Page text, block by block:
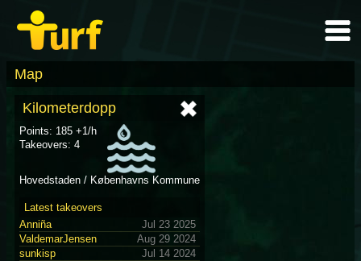
Map
Kilometerdopp
Points: 185 +1/h
Takeovers: 4
Hovedstaden / Københavns Kommune
Latest takeovers
Anniña
Jul 23 2025
ValdemarJensen
Aug 29 2024
sunkisp
Jul 14 2024